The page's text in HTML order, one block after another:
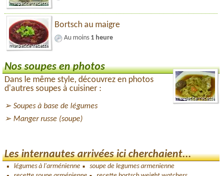
Bortsch au maigre
Au moins 1 heure
Nos soupes en photos
Dans le même style, découvrez en photos
d'autres soupes à cuisiner :
Soupes à base de légumes
Manger russe (soupe)
Les internautes arrivées ici cherchaient...
légumes à l'arménienne
soupe de legumes armenienne